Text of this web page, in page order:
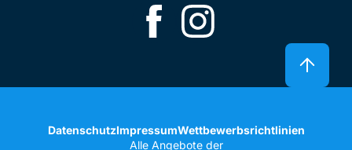
DatenschutzImpressumWettbewerbsrichtlinien
Alle Angebote der